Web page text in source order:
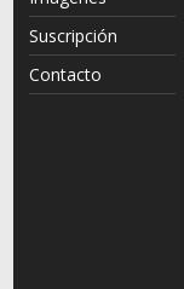
Suscripción
Contacto